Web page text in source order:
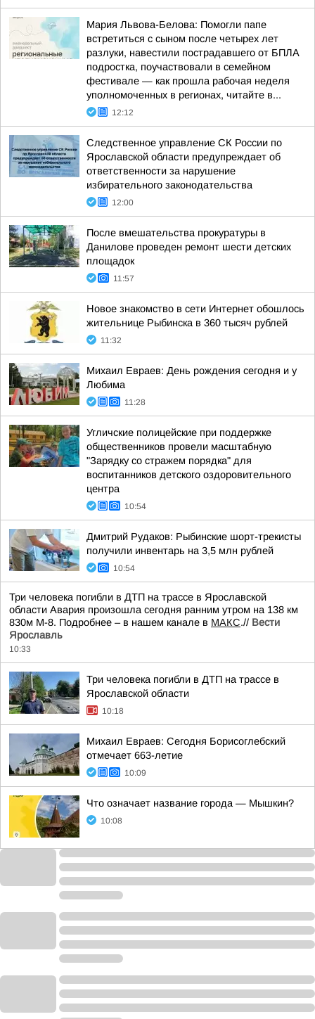
Мария Львова-Белова: Помогли папе
встретиться с сыном после четырех лет
разлуки, навестили пострадавшего от БПЛА
подростка, поучаствовали в семейном
фестивале — как прошла рабочая неделя
уполномоченных в регионах, читайте в...
12:12
Следственное управление СК России по
Ярославской области предупреждает об
ответственности за нарушение
избирательного законодательства
12:00
После вмешательства прокуратуры в
Данилове проведен ремонт шести детских
площадок
11:57
Новое знакомство в сети Интернет обошлось
жительнице Рыбинска в 360 тысяч рублей
11:32
Михаил Евраев: День рождения сегодня и у
Любима
11:28
Угличские полицейские при поддержке
общественников провели масштабную
"Зарядку со стражем порядка" для
воспитанников детского оздоровительного
центра
10:54
Дмитрий Рудаков: Рыбинские шорт-трекисты
получили инвентарь на 3,5 млн рублей
10:54
Три человека погибли в ДТП на трассе в Ярославской
области Авария произошла сегодня ранним утром на 138 км
830м М-8. Подробнее – в нашем канале в МАКС.// Вести
Ярославль
10:33
Три человека погибли в ДТП на трассе в
Ярославской области
10:18
Михаил Евраев: Сегодня Борисоглебский
отмечает 663-летие
10:09
Что означает название города — Мышкин?
10:08